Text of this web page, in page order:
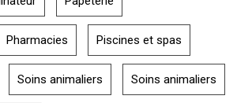
Pharmacies Piscines et spas
Soins animaliers Soins animaliers